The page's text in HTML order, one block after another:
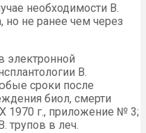
необходимости В.
но не ранее чем через
электронной
В.
сроки после
биол, смерти
1970 г., приложение № 3;
трупов в леч.